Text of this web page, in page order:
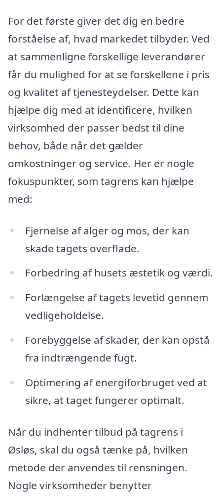
For det første giver det dig en bedre
forståelse af, hvad markedet tilbyder. Ved
at sammenligne forskellige leverandører
får du mulighed for at se forskellene i pris
og kvalitet af tjenesteydelser. Dette kan
hjælpe dig med at identificere, hvilken
virksomhed der passer bedst til dine
behov, både når det gælder
omkostninger og service. Her er nogle
fokuspunkter, som tagrens kan hjælpe
med:
Fjernelse af alger og mos, der kan
skade tagets overflade.
Forbedring af husets æstetik og værdi.
Forlængelse af tagets levetid gennem
vedligeholdelse.
Forebyggelse af skader, der kan opstå
fra indtrængende fugt.
Optimering af energiforbruget ved at
sikre, at taget fungerer optimalt.
Når du indhenter tilbud på tagrens i
Øsløs, skal du også tænke på, hvilken
metode der anvendes til rensningen.
Nogle virksomheder benytter